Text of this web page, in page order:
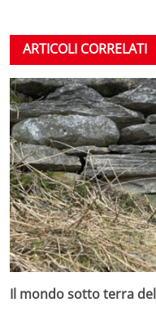
ARTICOLI CORRELATI
Il mondo sotto terra